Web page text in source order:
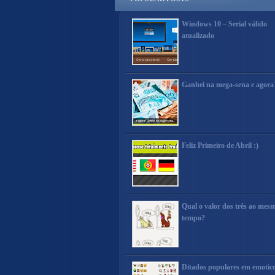
Windows 10 – Serial válido
atualizado
Ganhei na mega-sena e
Feliz Primeiro de Abril :)
Qual o valor dos três ao
tempo?
Ditados populares em